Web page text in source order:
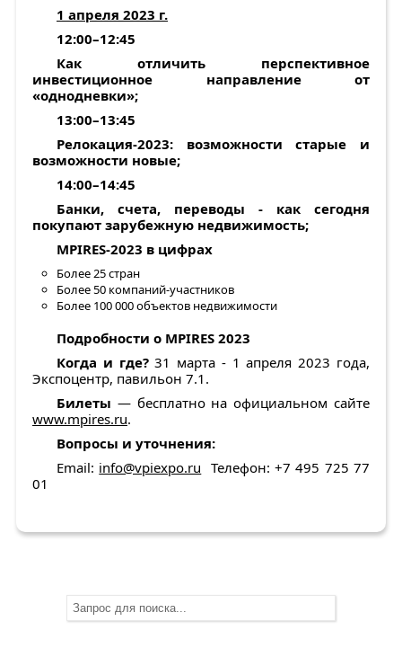
1 апреля 2023 г.
12:00–12:45
Как отличить перспективное
инвестиционное направление от
«однодневки»;
13:00–13:45
Релокация-2023: возможности старые и
возможности новые;
14:00–14:45
Банки, счета, переводы - как сегодня
покупают зарубежную недвижимость;
MPIRES-2023 в цифрах
Более 25 стран
Более 50 компаний-участников
Более 100 000 объектов недвижимости
Подробности о MPIRES 2023
Когда и где?31 марта - 1 апреля 2023 года,
Экспоцентр, павильон 7.1.
Билеты — бесплатно на официальном сайте
www.mpires.ru.
Вопросы и уточнения:
Email: info@vpiexpo.ru Телефон: +7 495 725 77
01